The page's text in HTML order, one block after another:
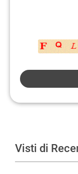
Visti di